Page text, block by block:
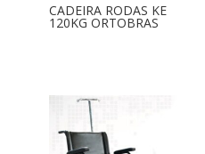
CADEIRA RODAS KE
120KG ORTOBRAS